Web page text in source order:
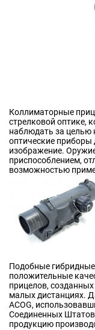
Коллиматорные
стрелковой оптике,
наблюдать за
оптические приборы
изображение.
приспособлением,
возможностью
Подобные
положительные
прицелов,
малых дистанциях.
ACOG,
Соединенных
продукцию